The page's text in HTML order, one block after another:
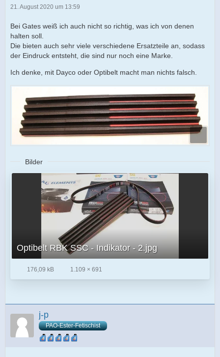
21. August 2020 um 13:59
Bei Gates weiß ich auch nicht so richtig, was ich von denen
halten soll.
Die bieten auch sehr viele verschiedene Ersatzteile an, sodass
der Eindruck entsteht, die sind nur noch eine Marke.
Ich denke, mit Dayco oder Optibelt macht man nichts falsch.
Bilder
Optibelt RBK SSC - Indikator - 2.jpg
176,09 kB 1.109 × 691
j-p
PAO-Ester-Fetischist